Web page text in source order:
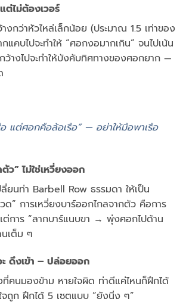
ไม่ต้องเวอร์
งกว่าหัวไหล่เล็กน้อย (ประมาณ 1.5 เท่าของ
แคบไปจะทำให้ “ศอกงอมากเกิน” จนไปเน้น
างไปจะทำให้บังคับทิศทางของศอกยาก —
แต่ศอกคือล้อเรือ” — อย่าให้มือพาเรือ
ว” ไม่ใช่เหวี่ยงออก
ยนท่า Barbell Row ธรรมดา ให้เป็น
วด” การเหวี่ยงบาร์ออกไกลจากตัว คือการ
การ “ลากบาร์แนบขา → พุ่งศอกไปด้าน
เต็ม ๆ
ะ ดึงเข้า – ปล่อยออก
ที่คนมองข้าม หายใจผิด ท่าดีแค่ไหนก็ฝึกได้
จถูก ฝึกได้ 5 เซตแบบ “ยังนิ่ง ๆ”